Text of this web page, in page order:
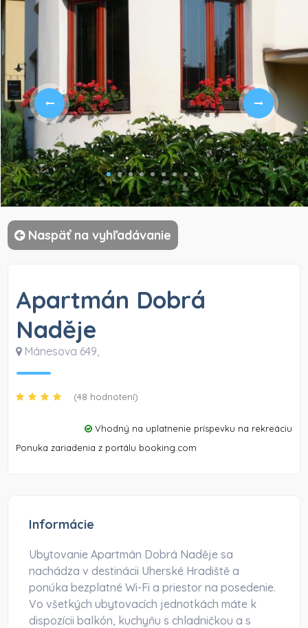
Naspäť na vyhľadávanie
Apartmán Dobrá
Naděje
Mánesova 649,
(48 hodnotení)
Vhodný na uplatnenie príspevku na rekreáciu
Ponuka zariadenia z portálu booking.com
Informácie
Ubytovanie Apartmán Dobrá Naděje sa
nachádza v destinácii Uherské Hradiště a
ponúka bezplatné Wi-Fi a priestor na posedenie.
Vo všetkých ubytovacích jednotkách máte k
dispozícii balkón, kuchyňu s chladničkou a s